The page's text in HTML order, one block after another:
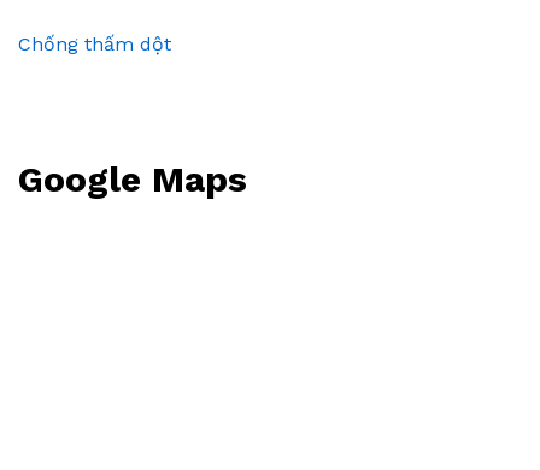
Chống thấm dột
Google Maps